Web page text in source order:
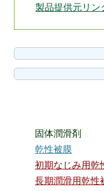
製品提供元リン
固体潤滑剤
乾性被膜
初期なじみ用乾
長期潤滑用乾性